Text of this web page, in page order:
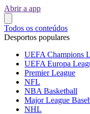
Abrir a app
Todos os conteúdos
Desportos populares
UEFA Champions
UEFA Europa
Premier League
NFL
NBA Basketball
Major League
NHL